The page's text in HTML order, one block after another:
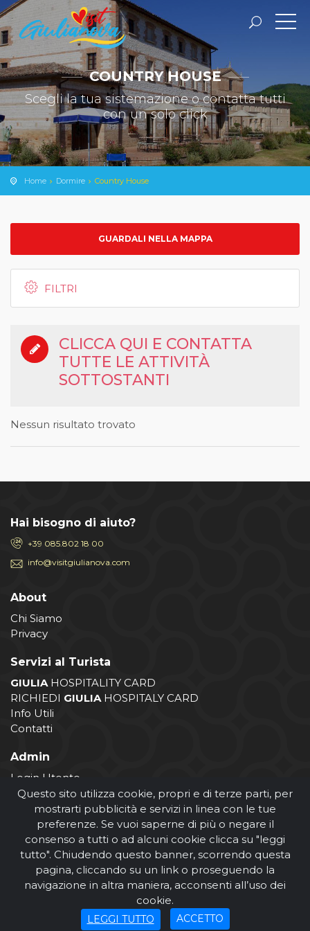
COUNTRY HOUSE
Scegli la tua sistemazione o contatta tutti
con un solo click
Home Dormire Country House
GUARDALI NELLA MAPPA
FILTRI
CLICCA QUI E CONTATTA
TUTTE LE ATTIVITÀ
SOTTOSTANTI
Nessun risultato trovato
Hai bisogno di aiuto?
+39 085.802 18 00
info@visitgiulianova.com
About
Chi Siamo
Privacy
Servizi al Turista
GIULIA HOSPITALITY CARD
RICHIEDI GIULIA HOSPITALY CARD
Info Utili
Contatti
Admin
Login Utente
Login Operatore
Registrazione Operatore
© Comune di Giulianova 2026
Questo sito utilizza cookie, propri e di terze parti, per
mostrarti pubblicità e servizi in linea con le tue
preferenze. Se vuoi saperne di più o negare il
consenso a tutti o ad alcuni cookie clicca su "leggi
tutto". Chiudendo questo banner, scorrendo questa
pagina, cliccando su un link o proseguendo la
navigazione in altra maniera, acconsenti all’uso dei
cookie.
LEGGI TUTTO ACCETTO